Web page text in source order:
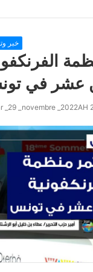
خبر
عشر في
_29 _novembre _2022AH